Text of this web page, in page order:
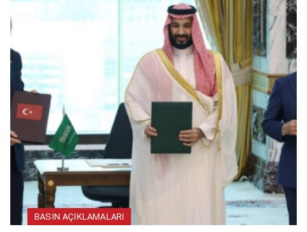
BASIN AÇIKLAMALARI